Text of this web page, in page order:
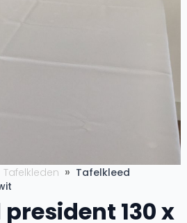
Tafelkleden
Tafelkleed
130 x